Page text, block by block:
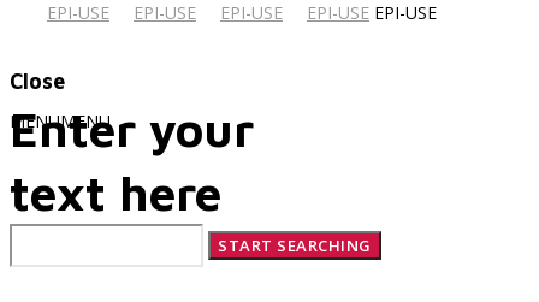
EPI-USE
MENUMENU
Close
Enter your
text here